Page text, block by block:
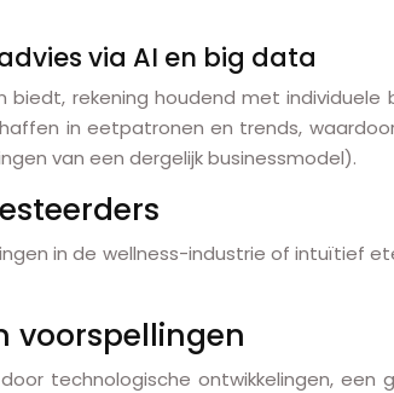
via AI en big data
rekening houdend met
in eetpatronen en trends,
van een dergelijk businessmodel).
in de wellness-industrie of intuïtief
voorspellingen
technologische ontwikkelingen,